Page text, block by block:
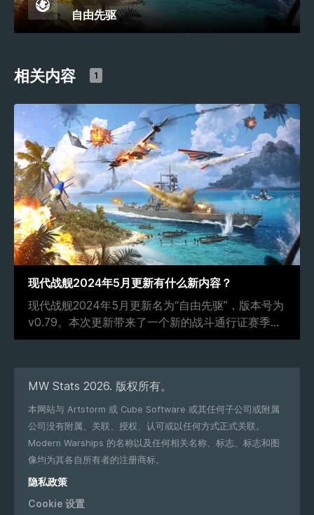
自由先驱
相关内容 1
现代战舰2024年5月更新有什么新内容？
现代战舰2024年5月更新名为“自由先驱”，版本号为
v0.79。本次更新带来了一个新的战斗通行证赛季...
MW Stats 2026. 版权所有。
本网站与 Artstorm 或 Cube Software 或其任何子公司或附属
公司没有附属、关联、授权、认可或以任何方式正式关联。
Modern Warships 的名称以及任何相关名称、标志、标志和图
像均为其各自所有者的注册商标。
隐私政策
Cookie 设置